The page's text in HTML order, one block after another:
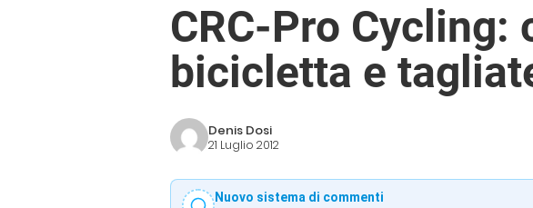
CRC-Pro
bicicletta e
Denis Dosi
21 Luglio 2012
Nuovo sistema di commenti